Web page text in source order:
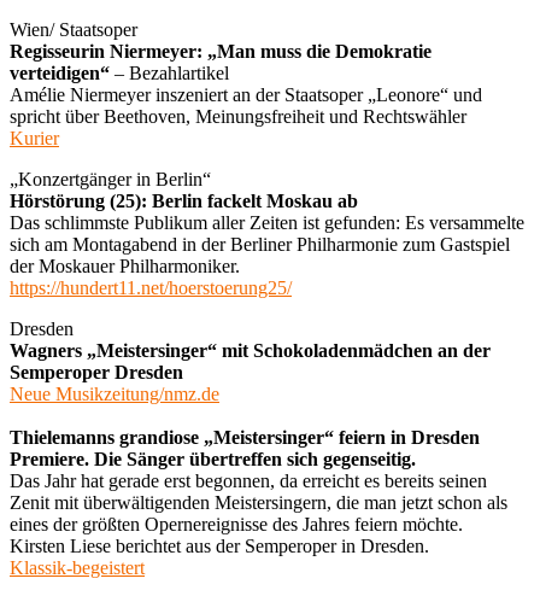
Wien/ Staatsoper
Regisseurin Niermeyer: „Man muss die Demokratie
verteidigen“ – Bezahlartikel
Amélie Niermeyer inszeniert an der Staatsoper „Leonore“ und
spricht über Beethoven, Meinungsfreiheit und Rechtswähler
Kurier
„Konzertgänger in Berlin“
Hörstörung (25): Berlin fackelt Moskau ab
Das schlimmste Publikum aller Zeiten ist gefunden: Es versammelte
sich am Montagabend in der Berliner Philharmonie zum Gastspiel
der Moskauer Philharmoniker.
https://hundert11.net/hoerstoerung25/
Dresden
Wagners „Meistersinger“ mit Schokoladenmädchen an der
Semperoper Dresden
Neue Musikzeitung/nmz.de
Thielemanns grandiose „Meistersinger“ feiern in Dresden
Premiere. Die Sänger übertreffen sich gegenseitig.
Das Jahr hat gerade erst begonnen, da erreicht es bereits seinen
Zenit mit überwältigenden Meistersingern, die man jetzt schon als
eines der größten Opernereignisse des Jahres feiern möchte.
Kirsten Liese berichtet aus der Semperoper in Dresden.
Klassik-begeistert